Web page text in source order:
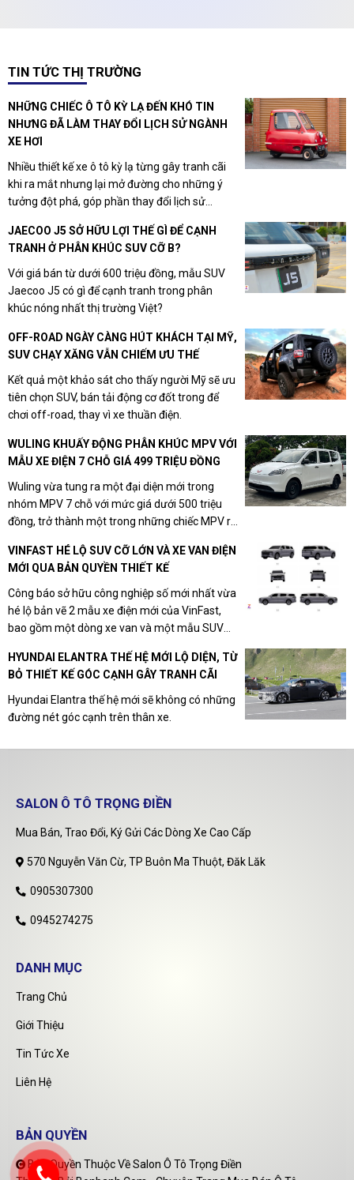
TIN TỨC THỊ TRƯỜNG
NHỮNG CHIẾC Ô TÔ KỲ LẠ ĐẾN KHÓ TIN
NHƯNG ĐÃ LÀM THAY ĐỔI LỊCH SỬ NGÀNH
XE HƠI
Nhiều thiết kế xe ô tô kỳ lạ từng gây tranh cãi
khi ra mắt nhưng lại mở đường cho những ý
tưởng đột phá, góp phần thay đổi lịch sử
JAECOO J5 SỞ HỮU LỢI THẾ GÌ ĐỂ CẠNH
TRANH Ở PHÂN KHÚC SUV CỠ B?
Với giá bán từ dưới 600 triệu đồng, mẫu SUV
Jaecoo J5 có gì để cạnh tranh trong phân
khúc nóng nhất thị trường Việt?
OFF-ROAD NGÀY CÀNG HÚT KHÁCH TẠI MỸ,
SUV CHẠY XĂNG VẪN CHIẾM ƯU THẾ
Kết quả một khảo sát cho thấy người Mỹ sẽ ưu
tiên chọn SUV, bán tải động cơ đốt trong để
chơi off-road, thay vì xe thuần điện.
WULING KHUẤY ĐỘNG PHÂN KHÚC MPV VỚI
MẪU XE ĐIỆN 7 CHỖ GIÁ 499 TRIỆU ĐỒNG
Wuling vừa tung ra một đại diện mới trong
nhóm MPV 7 chỗ với mức giá dưới 500 triệu
đồng, trở thành một trong những chiếc MPV rẻ
VINFAST HÉ LỘ SUV CỠ LỚN VÀ XE VAN ĐIỆN
MỚI QUA BẢN QUYỀN THIẾT KẾ
Công báo sở hữu công nghiệp số mới nhất vừa
hé lộ bản vẽ 2 mẫu xe điện mới của VinFast,
bao gồm một dòng xe van và một mẫu SUV
HYUNDAI ELANTRA THẾ HỆ MỚI LỘ DIỆN, TỪ
BỎ THIẾT KẾ GÓC CẠNH GÂY TRANH CÃI
Hyundai Elantra thế hệ mới sẽ không có những
đường nét góc cạnh trên thân xe.
SALON Ô TÔ TRỌNG ĐIỀN
Mua Bán, Trao Đổi, Ký Gửi Các Dòng Xe Cao Cấp
570 Nguyễn Văn Cừ, TP Buôn Ma Thuột, Đăk Lăk
0905307300
0945274275
DANH MỤC
Trang Chủ
Giới Thiệu
Tin Tức Xe
Liên Hệ
BẢN QUYỀN
Bản Quyền Thuộc Về Salon Ô Tô Trọng Điền